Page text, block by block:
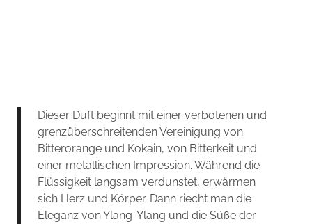
Dieser Duft beginnt mit einer verbotenen und
grenzüberschreitenden Vereinigung von
Bitterorange und Kokain, von Bitterkeit und
einer metallischen Impression. Während die
Flüssigkeit langsam verdunstet, erwärmen
sich Herz und Körper. Dann riecht man die
Eleganz von Ylang-Ylang und die Süße der